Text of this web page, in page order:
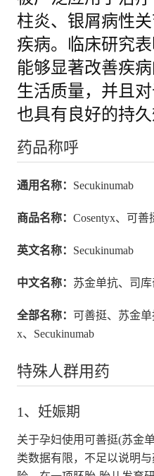
柱炎、银屑病性
疾病。临床研究
能够显著改善疾
生活质量，并且
也具有良好的持久
药品称呼
通用名称： Secukinumab
商品名称： Cosentyx、可善
英文名称： Secukinumab
中文名称： 苏金单抗、司
全部名称： 可善挺、苏金
x、Secukinumab
特殊人群用药
1、妊娠期
关于孕妇使用可善挺(苏金
类数据有限，不足以说明